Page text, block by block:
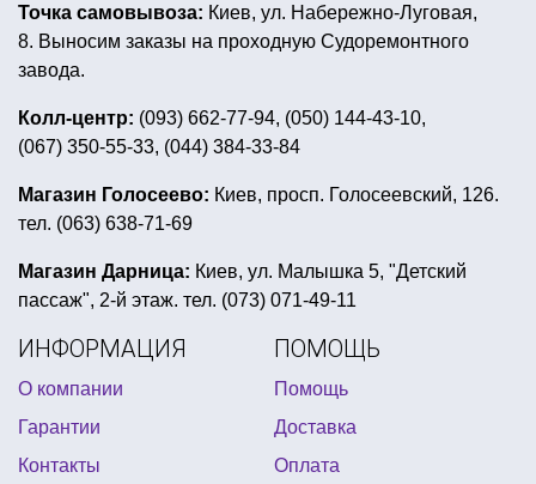
детский день рождения в стиле микки мауса
девичник аксессуары
детский день рождения в стиле миньонов
мексиканский карнавальный костюм
макияж на хэллоуин зомби
мексиканская атрибутика киев
вечеринка в стиле психбольница
день рождения ниндзяго
праздничный баннер
коробочка для сладостей
воздушные шары на день рождения ребенку
костюм детский карнавальный
box quest
атрибутика для свадьбы
Точка самовывоза: Киев, ул. Набережно-Луговая,
8. Выносим заказы на проходную Судоремонтного
завода.
Колл-центр: (093) 662-77-94, (050) 144-43-10,
(067) 350-55-33, (044) 384-33-84
Магазин Голосеево: Киев, просп. Голосеевский, 126.
тел. (063) 638-71-69
Магазин Дарница: Киев, ул. Малышка 5, "Детский
пассаж", 2-й этаж. тел. (073) 071-49-11
ИНФОРМАЦИЯ
О компании
Гарантии
Контакты
ПОМОЩЬ
Помощь
Доставка
Оплата